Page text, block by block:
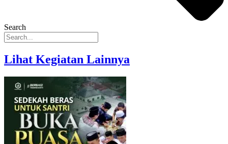
Search
Lihat Kegiatan Lainnya